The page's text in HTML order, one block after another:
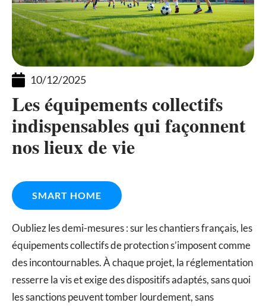
10/12/2025
Les équipements collectifs
indispensables qui façonnent
nos lieux de vie
SMART HOME
Oubliez les demi-mesures : sur les chantiers français, les
équipements collectifs de protection s’imposent comme
des incontournables. À chaque projet, la réglementation
resserre la vis et exige des dispositifs adaptés, sans quoi
les sanctions peuvent tomber lourdement, sans